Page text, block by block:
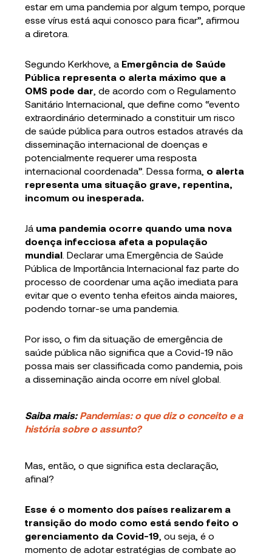
estar em uma pandemia por algum tempo, porque
esse vírus está aqui conosco para ficar”, afirmou
a diretora.
Segundo Kerkhove, a Emergência de Saúde
Pública representa o alerta máximo que a
OMS pode dar , de acordo com o Regulamento
Sanitário Internacional, que define como “evento
extraordinário determinado a constituir um risco
de saúde pública para outros estados através da
disseminação internacional de doenças e
potencialmente requerer uma resposta
internacional coordenada”. Dessa forma, o alerta
representa uma situação grave, repentina,
incomum ou inesperada.
Já uma pandemia ocorre quando uma nova
doença infecciosa afeta a população
mundial . Declarar uma Emergência de Saúde
Pública de Importância Internacional faz parte do
processo de coordenar uma ação imediata para
evitar que o evento tenha efeitos ainda maiores,
podendo tornar-se uma pandemia.
Por isso, o fim da situação de emergência de
saúde pública não significa que a Covid-19 não
possa mais ser classificada como pandemia, pois
a disseminação ainda ocorre em nível global.
Saiba mais: Pandemias: o que diz o conceito e a
história sobre o assunto?
Mas, então, o que significa esta declaração,
afinal?
Esse é o momento dos países realizarem a
transição do modo como está sendo feito o
gerenciamento da Covid-19 , ou seja, é o
momento de adotar estratégias de combate ao